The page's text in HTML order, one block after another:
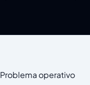
Problema operativo